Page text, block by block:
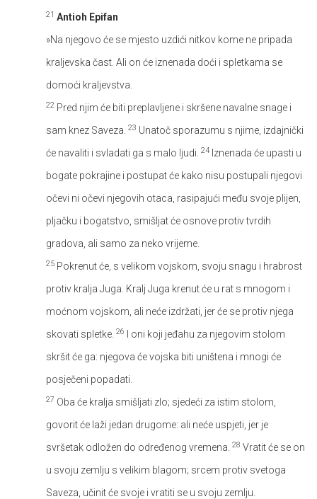
21 Antioh Epifan
»Na njegovo će se mjesto uzdići nitkov kome ne pripada
kraljevska čast. Ali on će iznenada doći i spletkama se
domoći kraljevstva.
22 Pred njim će biti preplavljene i skršene navalne snage i
sam knez Saveza. 23 Unatoč sporazumu s njime, izdajnički
će navaliti i svladati ga s malo ljudi. 24 Iznenada će upasti u
bogate pokrajine i postupat će kako nisu postupali njegovi
očevi ni očevi njegovih otaca, rasipajući među svoje plijen,
pljačku i bogatstvo, smišljat će osnove protiv tvrdih
gradova, ali samo za neko vrijeme.
25 Pokrenut će, s velikom vojskom, svoju snagu i hrabrost
protiv kralja Juga. Kralj Juga krenut će u rat s mnogom i
moćnom vojskom, ali neće izdržati, jer će se protiv njega
skovati spletke. 26
I oni koji jeđahu za njegovim stolom
skršit će ga: njegova će vojska biti uništena i mnogi će
posječeni popadati.
27 Oba će kralja smišljati zlo; sjedeći za istim stolom,
govorit će laži jedan drugome: ali neće uspjeti, jer je
svršetak odložen do određenog vremena. 28 Vratit će se on
u svoju zemlju s velikim blagom; srcem protiv svetoga
Saveza, učinit će svoje i vratiti se u svoju zemlju.